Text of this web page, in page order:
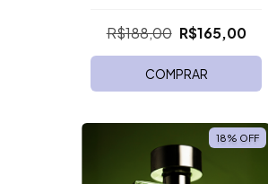
R$188,00 R$165,00
COMPRAR
18% OFF